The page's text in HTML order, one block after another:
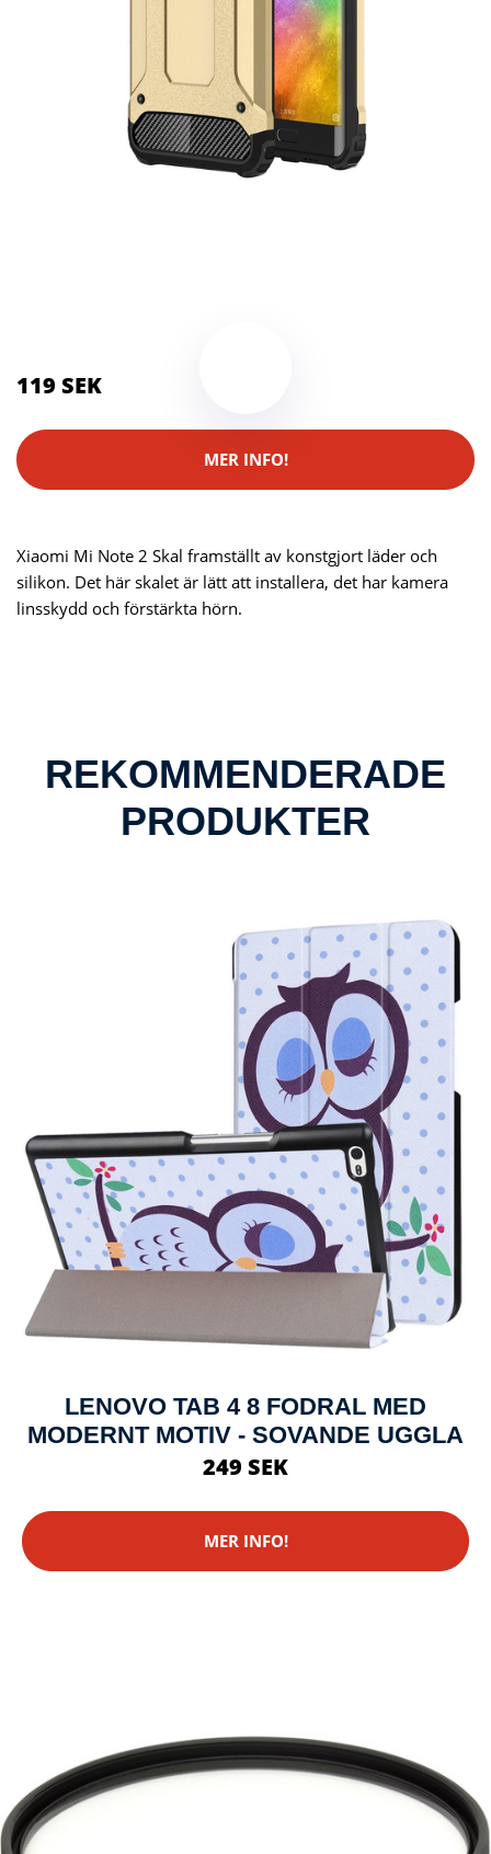
119 SEK
MER INFO!
Xiaomi Mi Note 2 Skal framställt av konstgjort läder och
silikon. Det här skalet är lätt att installera, det har kamera
linsskydd och förstärkta hörn.
REKOMMENDERADE
PRODUKTER
LENOVO TAB 4 8 FODRAL MED
MODERNT MOTIV - SOVANDE UGGLA
249 SEK
MER INFO!